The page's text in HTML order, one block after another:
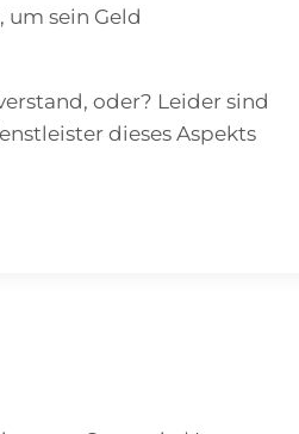
sein Geld
oder? Leider sind
dieses Aspekts